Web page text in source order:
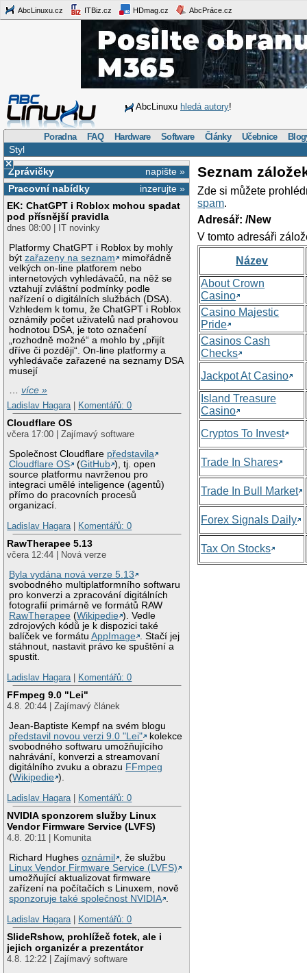
AbcLinuxu.cz ITBiz.cz HDmag.cz AbcPráce.cz
AbcLinuxu hledá autory!
Poradna FAQ Hardware Software Články Učebnice
Styl
×
napište »
Zprávičky
inzerujte »
Pracovní nabídky
EK: ChatGPT i Roblox mohou spadat
pod přísnější pravidla
dnes 08:00 | IT novinky
Platformy ChatGPT i Roblox by mohly
býtzařazeny na seznam
mimořádně
velkých on-line platforem nebo
internetových vyhledávačů, na něž se
vztahují zvláštní podmínky podle
nařízení o digitálních službách (DSA).
Vzhledem k tomu, že ChatGPT i Roblox
oznámily počet uživatelů nad prahovou
hodnotou DSA, je toto označení
„rozhodně možné“ a mohlo by „přijít
dříve či později“. On-line platformy a
vyhledávače zařazené na seznamy DSA
musejí
…více »
Ladislav Hagara
Komentářů: 0
Cloudflare OS
včera 17:00 | Zajímavý software
Společnost Cloudflare představila
Cloudflare OS
(GitHub ), tj. open
source platformu navrženou pro
integraci umělé inteligence (agentů)
přímo do pracovních procesů
organizací.
Ladislav Hagara
Komentářů: 0
RawTherapee 5.13
včera 12:44 | Nová verze
Byla vydána nová verze 5.13
svobodného multiplatformního softwaru
pro konverzi a zpracování digitálních
fotografií primárně ve formátů RAW
RawTherapee (Wikipedie ). Vedle
zdrojových kódů je k dispozici také
balíček ve formátuAppImage . Stačí jej
stáhnout, nastavit právo ke spuštění a
spustit.
Ladislav Hagara
Komentářů: 0
FFmpeg 9.0 "Lei"
4.8. 20:44 | Zajímavý článek
Jean-Baptiste Kempf na svém blogu
představil novou verzi 9.0 "Lei"
kolekce
svobodného softwaru umožňujícího
nahrávání, konverzi a streamovaní
digitálního zvuku a obrazu FFmpeg
(Wikipedie ).
Ladislav Hagara
Komentářů: 0
NVIDIA sponzorem služby Linux
Vendor Firmware Service (LVFS)
4.8. 20:11 | Komunita
Richard Hughesoznámil
, že službu
Linux Vendor Firmware Service (LVFS)
umožňující aktualizovat firmware
zařízení na počítačích s Linuxem, nově
sponzoruje také společnost NVIDIA .
Ladislav Hagara | Komentářů: 0
SlideRshow, prohlížeč fotek, ale i
jejich organizér a prezentátor
4.8. 12:22 | Zajímavý software
Seznam
Zde si můžete
spam.
Adresář: /New
V tomto adresáři
Název
About Crown
Casino
Casino Majestic
Pride
Casinos Cash
Checks
Jackpot At Casino
Island Treasure
Casino
Cryptos To Invest
Trade In Shares
Trade In Bull Market
Forex Signals Daily
Tax On Stocks